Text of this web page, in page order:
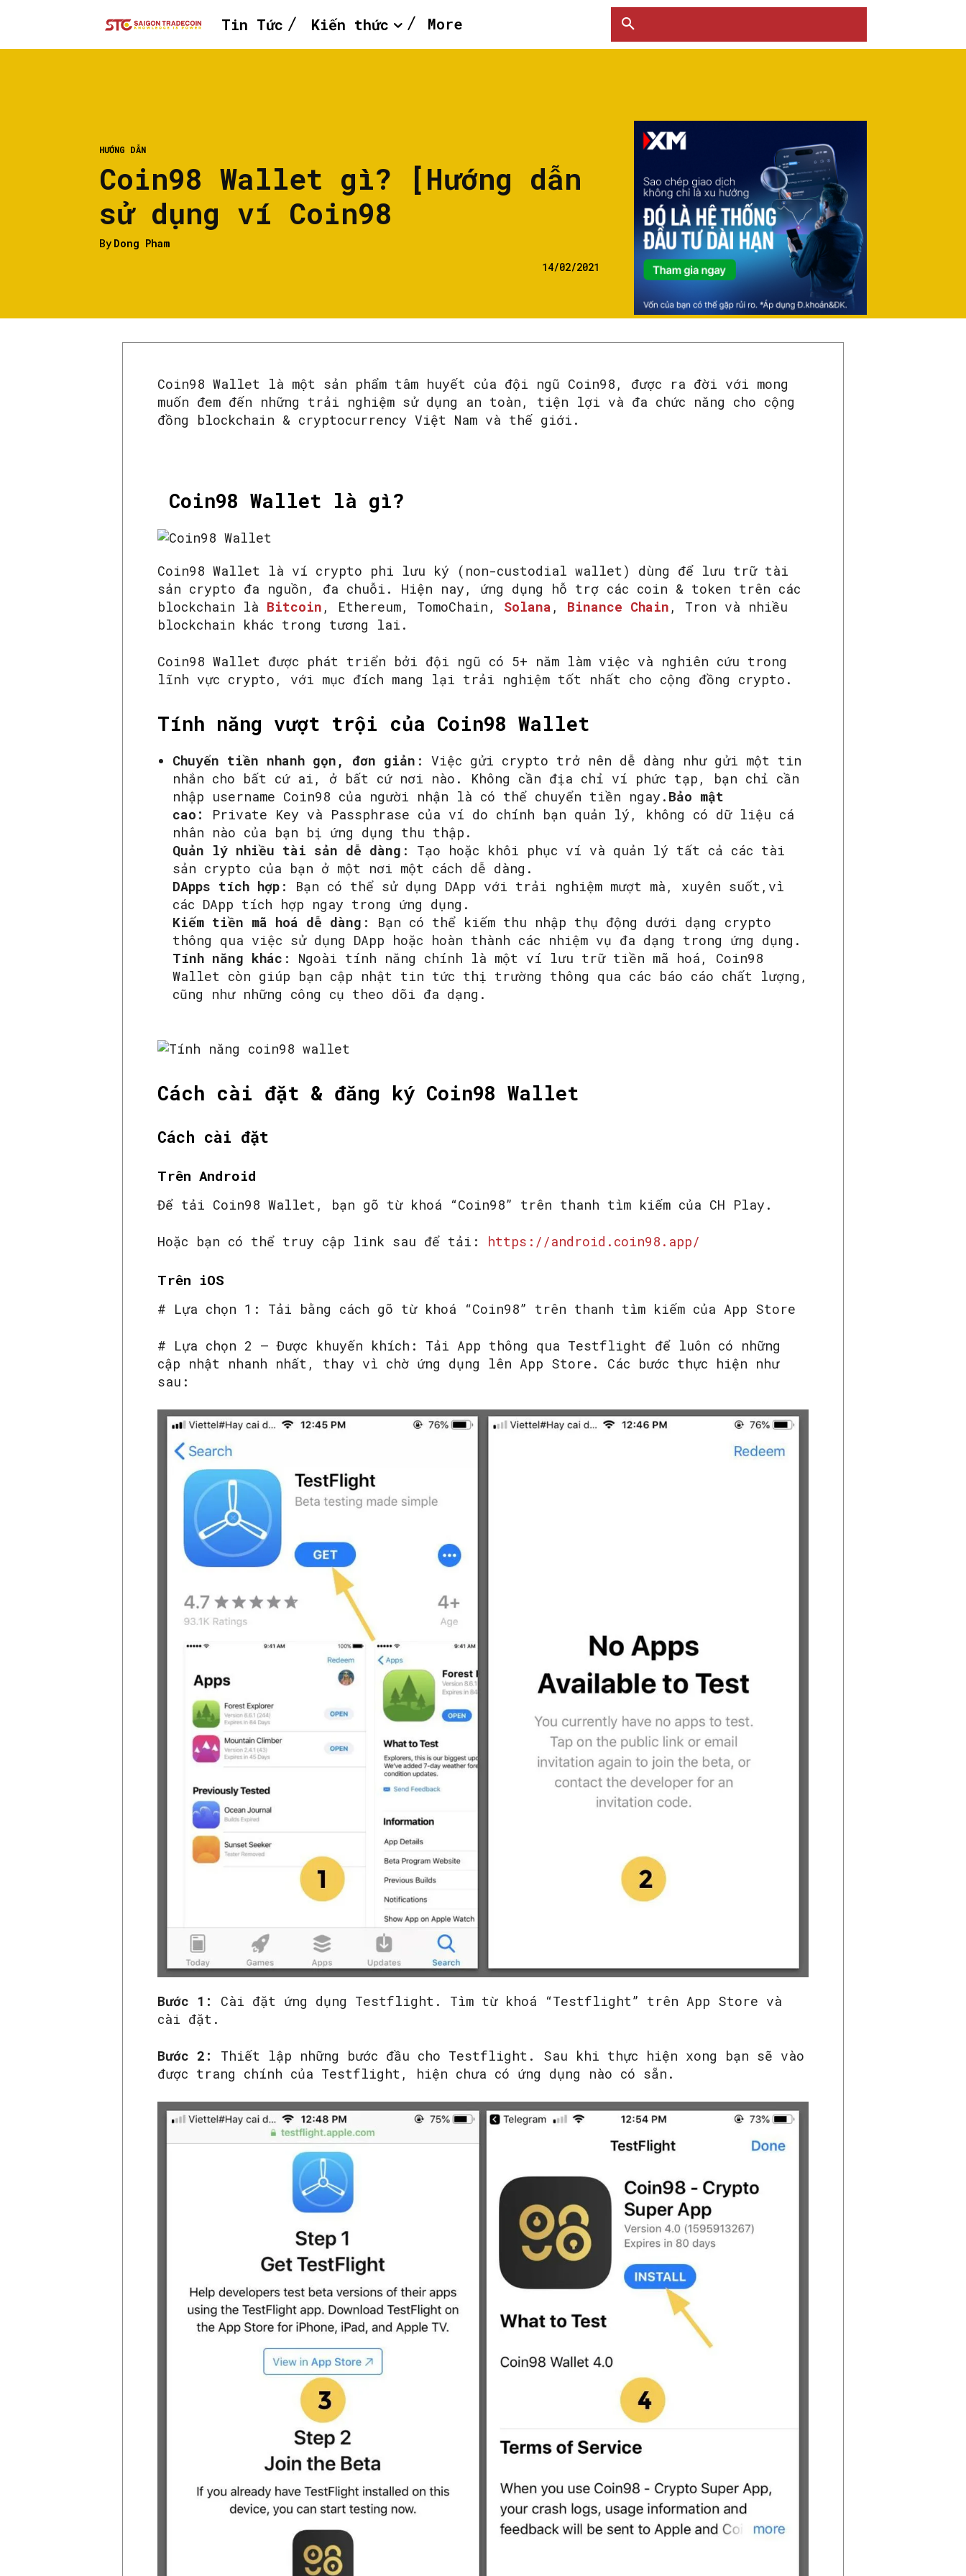
SEARCH...
Tin Tức Kiến thức More
HƯỚNG DẪN
Coin98 Wallet gì? [Hướng dẫn
sử dụng ví Coin98
By Dong Pham
14/02/2021
Coin98 Wallet là một sản phẩm tâm huyết của đội ngũ Coin98, được ra đời với mong
muốn đem đến những trải nghiệm sử dụng an toàn, tiện lợi và đa chức năng cho cộng
đồng blockchain & cryptocurrency Việt Nam và thế giới.
Coin98 Wallet là gì?
Coin98 Wallet là ví crypto phi lưu ký (non-custodial wallet) dùng để lưu trữ tài
sản crypto đa nguồn, đa chuỗi. Hiện nay, ứng dụng hỗ trợ các coin & token trên các
blockchain là Bitcoin , Ethereum, TomoChain, Solana , Binance Chain , Tron và nhiều
blockchain khác trong tương lai.
Coin98 Wallet được phát triển bởi đội ngũ có 5+ năm làm việc và nghiên cứu trong
lĩnh vực crypto, với mục đích mang lại trải nghiệm tốt nhất cho cộng đồng crypto.
Tính năng vượt trội của Coin98 Wallet
Chuyển tiền nhanh gọn, đơn giản : Việc gửi crypto trở nên dễ dàng như gửi một tin
nhắn cho bất cứ ai, ở bất cứ nơi nào. Không cần địa chỉ ví phức tạp, bạn chỉ cần
nhập username Coin98 của người nhận là có thể chuyển tiền ngay. Bảo mật
cao:
Private Key và Passphrase của ví do chính bạn quản lý, không có dữ liệu cá
nhân nào của bạn bị ứng dụng thu thập.
Quản lý nhiều tài sản dễ dàng : Tạo hoặc khôi phục ví và quản lý tất cả các tài
sản crypto của bạn ở một nơi một cách dễ dàng.
DApps tích hợp : Bạn có thể sử dụng DApp với trải nghiệm mượt mà, xuyên suốt,vì
các DApp tích hợp ngay trong ứng dụng.
Kiếm tiền mã hoá dễ dàng : Bạn có thể kiếm thu nhập thụ động dưới dạng crypto
thông qua việc sử dụng DApp hoặc hoàn thành các nhiệm vụ đa dạng trong ứng dụng.
Tính năng khác : Ngoài tính năng chính là một ví lưu trữ tiền mã hoá, Coin98
Wallet còn giúp bạn cập nhật tin tức thị trường thông qua các báo cáo chất lượng,
cũng như những công cụ theo dõi đa dạng.
Cách cài đặt & đăng ký Coin98 Wallet
Cách cài đặt
Trên Android
Để tải Coin98 Wallet, bạn gõ từ khoá “Coin98” trên thanh tìm kiếm của CH Play.
Hoặc bạn có thể truy cập link sau để tải: https://android.coin98.app/
Trên iOS
# Lựa chọn 1: Tải bằng cách gõ từ khoá “Coin98” trên thanh tìm kiếm của App Store
# Lựa chọn 2 – Được khuyến khích: Tải App thông qua Testflight để luôn có những
cập nhật nhanh nhất, thay vì chờ ứng dụng lên App Store. Các bước thực hiện như
sau:
Bước 1:
Cài đặt ứng dụng Testflight. Tìm từ khoá “Testflight” trên App Store và
cài đặt.
Bước 2:
Thiết lập những bước đầu cho Testflight. Sau khi thực hiện xong bạn sẽ vào
được trang chính của Testflight, hiện chưa có ứng dụng nào có sẵn.